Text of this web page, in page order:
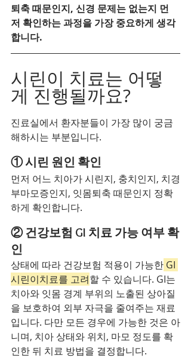
퇴축 때문인지, 신경 문제는 없는지 먼
저 확인하는 과정을 가장 중요하게 생각
합니다.
시린이 치료는 어떻
게 진행될까요?
진료실에서 환자분들이 가장 많이 궁금
해하시는 부분입니다.
① 시린 원인 확인
먼저 어느 치아가 시린지, 충치인지, 치경
부마모증인지, 잇몸퇴축 때문인지 정확
하게 확인합니다.
② 건강보험 GI 치료 가능 여부 확
인
상태에 따라 건강보험 적용이 가능한 GI
시린이치료를 고려할 수 있습니다. GI는
치아와 잇몸 경계 부위의 노출된 상아질
을 보호하여 외부 자극을 줄여주는 재료
입니다. 다만 모든 경우에 가능한 것은 아
니며, 치아 상태와 위치, 마모 정도를 확
인한 뒤 치료 방법을 결정합니다.